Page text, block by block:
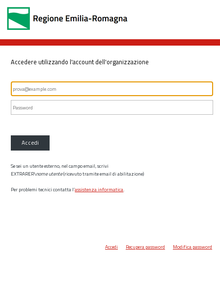
Accedere utilizzando l'account dell'organizzazione
Accedi
Se sei un utente esterno, nel campo email, scrivi
EXTRARER\nome utente(ricevuto tramite email di abilitazione)
Per problemi tecnici contatta l’assistenza informatica.
Accedi Recupera password Modifica password